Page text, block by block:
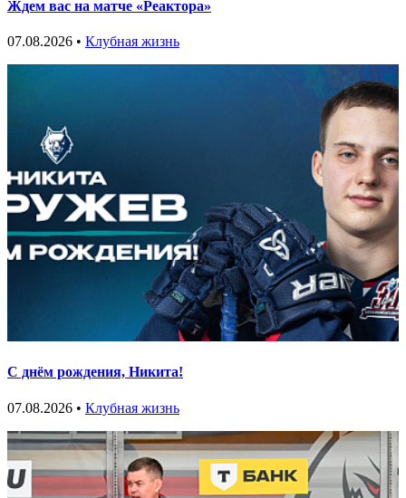
Ждем вас на матче «Реактора»
07.08.2026 • Клубная жизнь
С днём рождения, Никита!
07.08.2026 • Клубная жизнь